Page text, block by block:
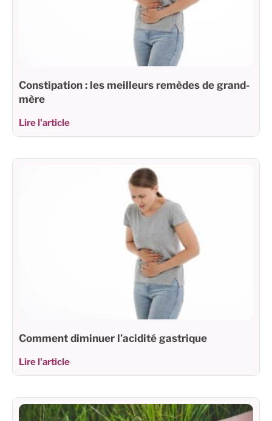
Constipation : les meilleurs remèdes de grand-
mère
Lire l'article
Comment diminuer l’acidité gastrique
Lire l'article